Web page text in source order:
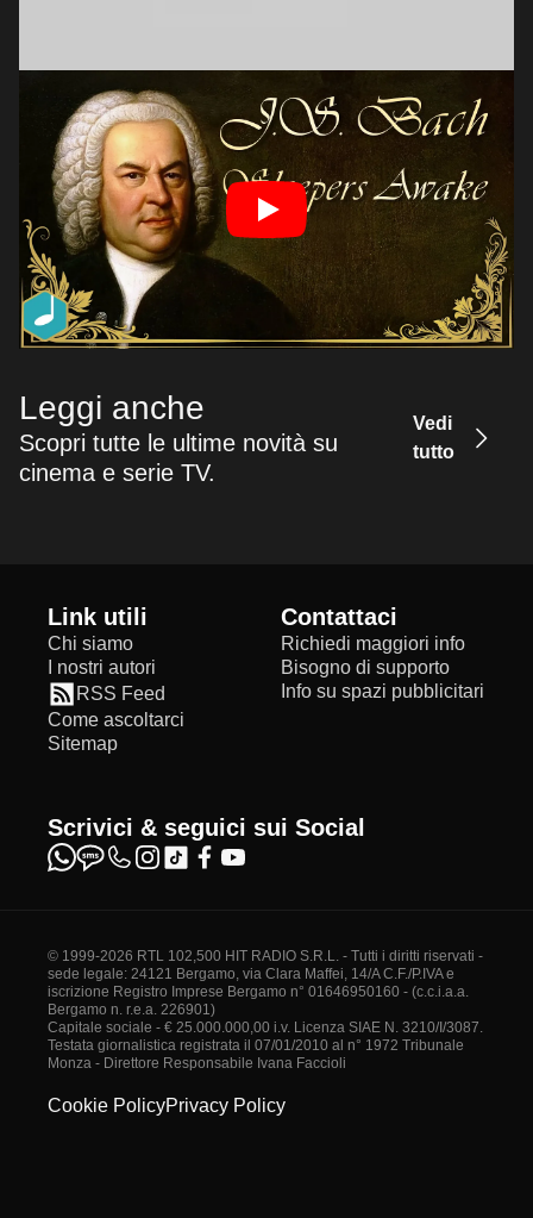
Leggi anche
Scopri tutte le ultime novità su
cinema e serie TV.
Vedi
tutto
Link utili
Chi siamo
I nostri autori
RSS Feed
Come ascoltarci
Sitemap
Contattaci
Richiedi maggiori info
Bisogno di supporto
Info su spazi pubblicitari
Scrivici & seguici sui Social
© 1999-2026 RTL 102,500 HIT RADIO S.R.L. - Tutti i diritti riservati -
sede legale: 24121 Bergamo, via Clara Maffei, 14/A C.F./P.IVA e
iscrizione Registro Imprese Bergamo n° 01646950160 - (c.c.i.a.a.
Bergamo n. r.e.a. 226901)
Capitale sociale - € 25.000.000,00 i.v. Licenza SIAE N. 3210/I/3087.
Testata giornalistica registrata il 07/01/2010 al n° 1972 Tribunale
Monza - Direttore Responsabile Ivana Faccioli
Cookie PolicyPrivacy Policy